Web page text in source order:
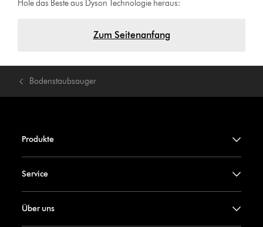
Hole das Beste aus Dyson Technologie heraus:
Zum Seitenanfang
Bodenstaubsauger
Produkte
Service
Über uns